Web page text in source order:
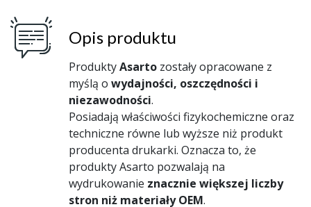
Opis produktu
ProduktyAsarto zostały opracowane z
myślą o wydajności, oszczędności i
niezawodności.
Posiadają właściwości fizykochemiczne oraz
techniczne równe lub wyższe niż produkt
producenta drukarki. Oznacza to, że
produkty Asarto pozwalają na
wydrukowanie znacznie większej liczby
stron niż materiały OEM.